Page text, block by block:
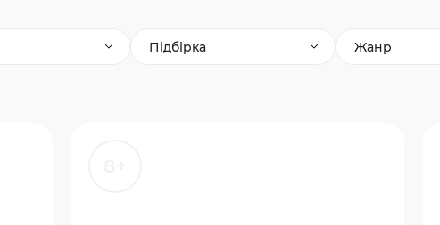
Підбірка Жанр